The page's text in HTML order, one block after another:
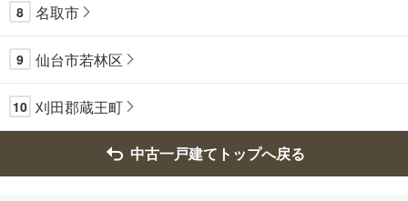
8 名取市
9 仙台市若林区
10 刈田郡蔵王町
中古一戸建てトップへ戻る